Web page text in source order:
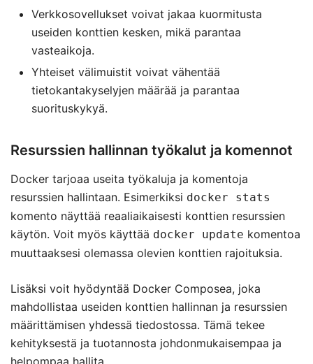
Verkkosovellukset voivat jakaa kuormitusta
useiden konttien kesken, mikä parantaa
vasteaikoja.
Yhteiset välimuistit voivat vähentää
tietokantakyselyjen määrää ja parantaa
suorituskykyä.
Resurssien hallinnan työkalut ja komennot
Docker tarjoaa useita työkaluja ja komentoja
resurssien hallintaan. Esimerkiksi docker stats
komento näyttää reaaliaikaisesti konttien resurssien
käytön. Voit myös käyttää docker update komentoa
muuttaaksesi olemassa olevien konttien rajoituksia.
Lisäksi voit hyödyntää Docker Composea, joka
mahdollistaa useiden konttien hallinnan ja resurssien
määrittämisen yhdessä tiedostossa. Tämä tekee
kehityksestä ja tuotannosta johdonmukaisempaa ja
helpompaa hallita.